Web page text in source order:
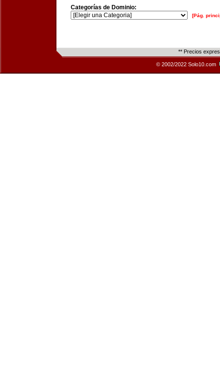
Categorías de Dominio:
[Pág.
** Precios
© 2002/2022 Solo10.com